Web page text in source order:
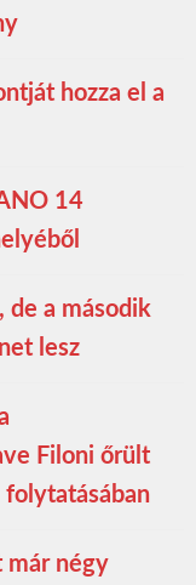
hozza el a
14
de a második
lesz
Filoni őrült
folytatásában
már négy